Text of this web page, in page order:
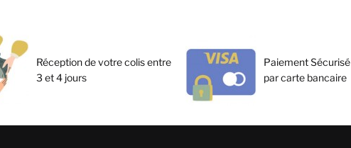
Réception de votre colis entre
3 et 4 jours
Paiement Sécurisé
par carte bancaire